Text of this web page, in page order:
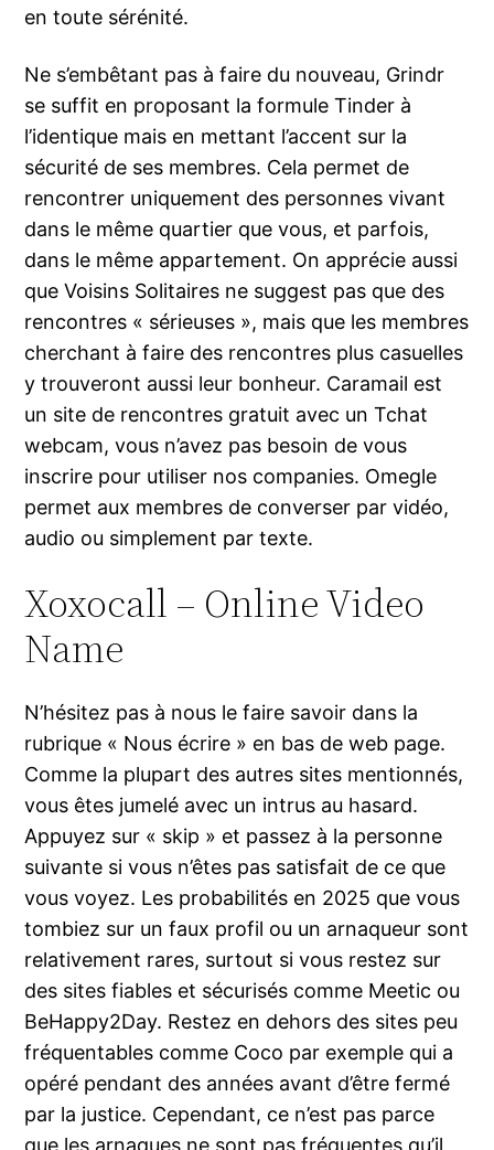
en toute sérénité.
Ne s’embêtant pas à faire du nouveau, Grindr
se suffit en proposant la formule Tinder à
l’identique mais en mettant l’accent sur la
sécurité de ses membres. Cela permet de
rencontrer uniquement des personnes vivant
dans le même quartier que vous, et parfois,
dans le même appartement. On apprécie aussi
que Voisins Solitaires ne suggest pas que des
rencontres « sérieuses », mais que les membres
cherchant à faire des rencontres plus casuelles
y trouveront aussi leur bonheur. Caramail est
un site de rencontres gratuit avec un Tchat
webcam, vous n’avez pas besoin de vous
inscrire pour utiliser nos companies. Omegle
permet aux membres de converser par vidéo,
audio ou simplement par texte.
Xoxocall – Online Video
Name
N’hésitez pas à nous le faire savoir dans la
rubrique « Nous écrire » en bas de web page.
Comme la plupart des autres sites mentionnés,
vous êtes jumelé avec un intrus au hasard.
Appuyez sur « skip » et passez à la personne
suivante si vous n’êtes pas satisfait de ce que
vous voyez. Les probabilités en 2025 que vous
tombiez sur un faux profil ou un arnaqueur sont
relativement rares, surtout si vous restez sur
des sites fiables et sécurisés comme Meetic ou
BeHappy2Day. Restez en dehors des sites peu
fréquentables comme Coco par exemple qui a
opéré pendant des années avant d’être fermé
par la justice. Cependant, ce n’est pas parce
que les arnaques ne sont pas fréquentes qu’il